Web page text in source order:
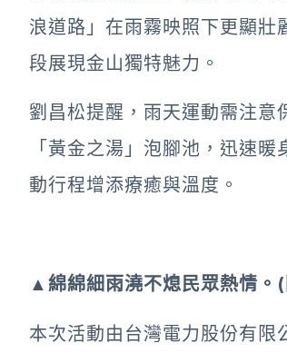
浪道路」在雨霧映照下更顯壯
段展現金山獨特魅力。
劉昌松提醒，雨天運動需注意
「黃金之湯」泡腳池，迅速
動行程增添療癒與溫度。
▲綿綿細雨澆不熄民眾熱情。
本次活動由台灣電力股份有限